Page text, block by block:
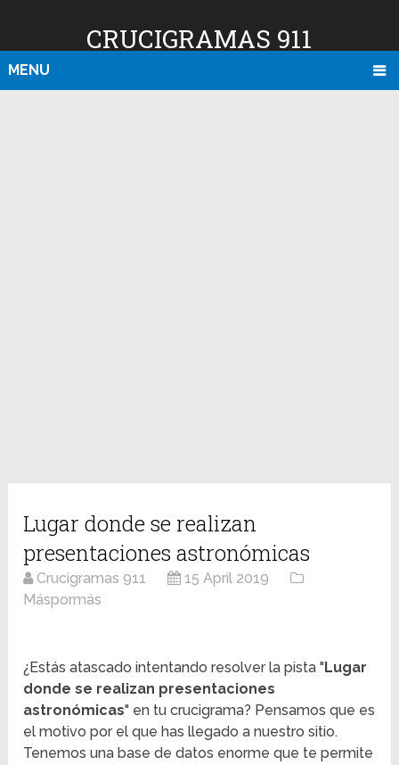
CRUCIGRAMAS 911
MENU
Lugar donde se realizan
presentaciones astronómicas
Crucigramas 911
15 April 2019
Máspormás
¿Estás atascado intentando resolver la pista "Lugar
donde se realizan presentaciones
astronómicas" en tu crucigrama? Pensamos que es
el motivo por el que has llegado a nuestro sitio.
Tenemos una base de datos enorme que te permite